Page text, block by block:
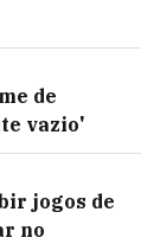
de
vazio'
jogos de
no